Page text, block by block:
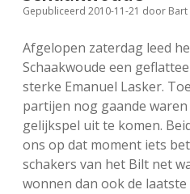
FSB:
FSB:
Gepubliceerd 2010-11-21 door Bart
Afgelopen zaterdag leed
Schaakwoude een
sterke Emanuel Lasker.
partijen nog gaande
gelijkspel uit te komen.
ons op dat moment iets
schakers van het Bilt net
wonnen dan ook de